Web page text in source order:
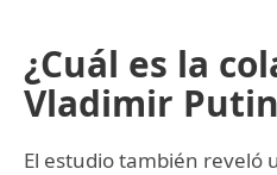
¿Cuál es la
Vladimir
El estudio también reveló